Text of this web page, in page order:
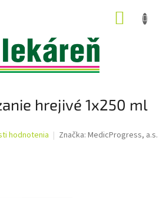
hrejivé 1x250 ml
hodnotenia Značka: MedicProgress, a.s.